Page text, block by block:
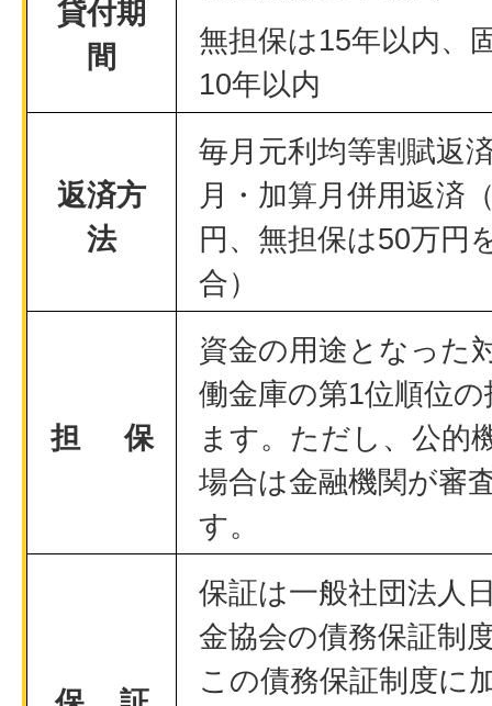
貸付期
間
無担保は15年以内、
10年以内
返済方
法
毎月元利均等割賦返
月・加算月併用返済
円、無担保は50万円
合）
担 保
資金の用途となった
働金庫の第1位順位
ます。ただし、公的
場合は金融機関が審
す。
保証は一般社団法人
金協会の債務保証制
この債務保証制度に